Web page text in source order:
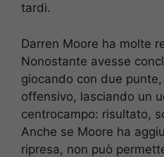
tardi.
Darren Moore ha molte
Nonostante avesse
giocando con due
offensivo, lasciando un
centrocampo: risultato,
Anche se Moore ha
ripresa, non può